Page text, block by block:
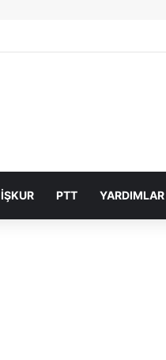
İŞKUR PTT YARDIMLAR